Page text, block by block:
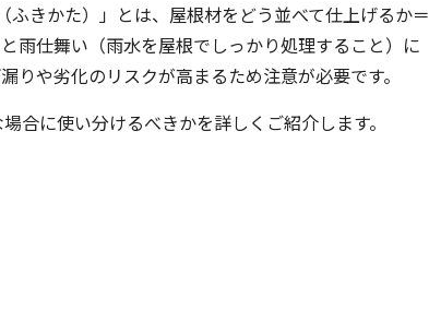
きかた）」とは、屋根材をどう並べて仕上げるか＝
雨仕舞い（雨水を屋根でしっかり処理すること）に
や劣化のリスクが高まるため注意が必要です。
合に使い分けるべきかを詳しくご紹介します。